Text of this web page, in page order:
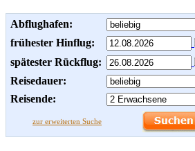
Abflughafen:
frühester Hinflug:
spätester Rückflug:
Reisedauer:
Reisende:
zur erweiterten Suche